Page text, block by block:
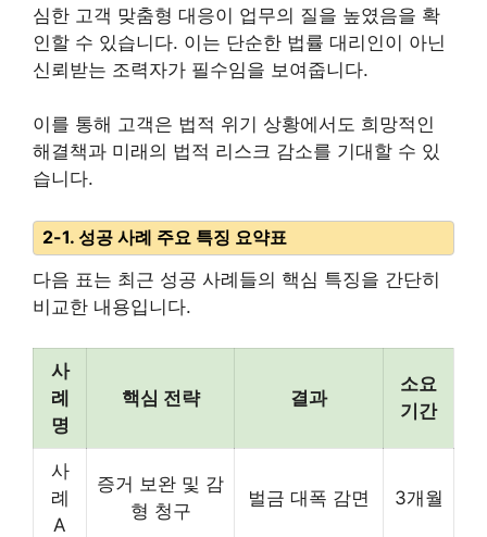
심한 고객 맞춤형 대응이 업무의 질을 높였음을 확
인할 수 있습니다. 이는 단순한 법률 대리인이 아닌
신뢰받는 조력자가 필수임을 보여줍니다.
이를 통해 고객은 법적 위기 상황에서도 희망적인
해결책과 미래의 법적 리스크 감소를 기대할 수 있
습니다.
2-1. 성공 사례 주요 특징 요약표
다음 표는 최근 성공 사례들의 핵심 특징을 간단히
비교한 내용입니다.
사
례
명
핵심 전략 결과
소요
기간
사
례
A
증거 보완 및 감
형 청구
벌금 대폭 감면 3개월